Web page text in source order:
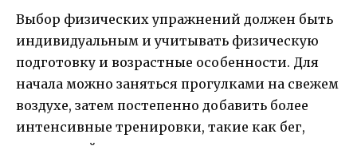
Выбор физических упражнений должен быть
индивидуальным и учитывать физическую
подготовку и возрастные особенности. Для
начала можно заняться прогулками на свежем
воздухе, затем постепенно добавить более
интенсивные тренировки, такие как бег,